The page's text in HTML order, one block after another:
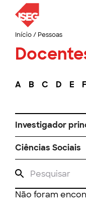
Início/ Pessoas
A B C D E F
Investigador
Ciências Sociais
Não foram